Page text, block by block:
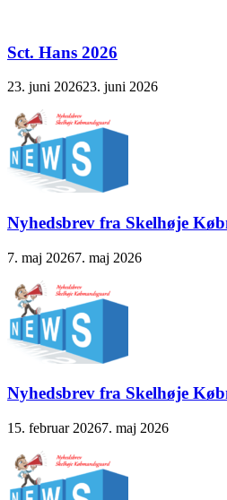
Sct. Hans 2026
23. juni 202623. juni 2026
Nyhedsbrev fra Skelhøje
7. maj 20267. maj 2026
Nyhedsbrev fra Skelhøje
15. februar 20267. maj 2026